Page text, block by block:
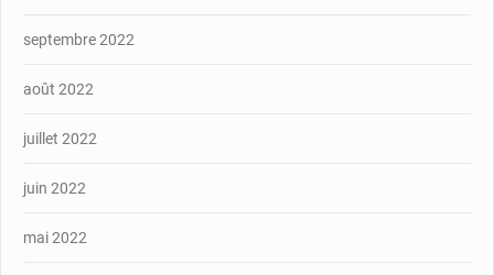
septembre 2022
août 2022
juillet 2022
juin 2022
mai 2022